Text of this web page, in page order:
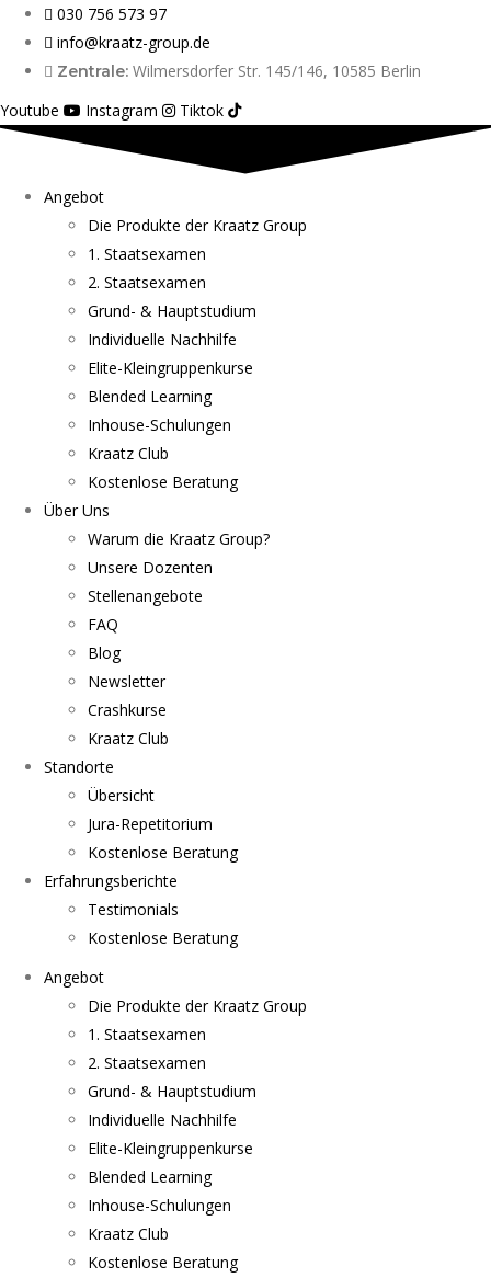
030 756 573 97
info@kraatz-group.de
Zentrale: Wilmersdorfer Str. 145/146, 10585 Berlin
Youtube
Instagram Tiktok
Angebot
Die Produkte der Kraatz Group
1. Staatsexamen
2. Staatsexamen
Grund- & Hauptstudium
Individuelle Nachhilfe
Elite-Kleingruppenkurse
Blended Learning
Inhouse-Schulungen
Kraatz Club
Kostenlose Beratung
Über Uns
Warum die Kraatz Group?
Unsere Dozenten
Stellenangebote
FAQ
Blog
Newsletter
Crashkurse
Kraatz Club
Standorte
Übersicht
Jura-Repetitorium
Kostenlose Beratung
Erfahrungsberichte
Testimonials
Kostenlose Beratung
Angebot
Die Produkte der Kraatz Group
1. Staatsexamen
2. Staatsexamen
Grund- & Hauptstudium
Individuelle Nachhilfe
Elite-Kleingruppenkurse
Blended Learning
Inhouse-Schulungen
Kraatz Club
Kostenlose Beratung